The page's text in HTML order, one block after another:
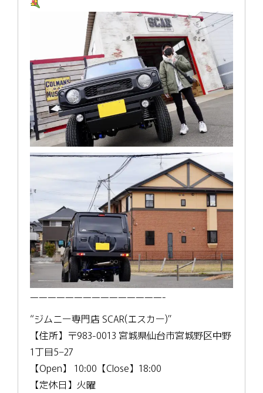
———————————————-
“ジムニー専門店 SCAR(エスカー)”
【住所】〒983-0013 宮城県仙台市宮城野区中野
1丁目5−27
【Open】 10:00【Close】18:00
【定休日】火曜